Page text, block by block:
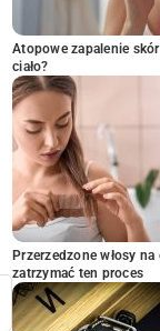
Atopowe zapalenie
ciało?
Przerzedzone włosy
zatrzymać ten proces